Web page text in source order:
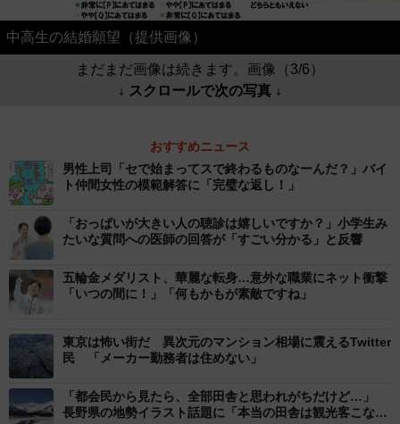
中高生の結婚願望（提供画像）
まだまだ画像は続きます。画像（3/6）
↓ スクロールで次の写真 ↓
おすすめニュース
男性上司「セで始まってスで終わるものなーんだ？」バイ
ト仲間女性の模範解答に「完璧な返し！」
「おっぱいが大きい人の聴診は嬉しいですか？」小学生み
たいな質問への医師の回答が「すごい分かる」と反響
五輪金メダリスト、華麗な転身…意外な職業にネット衝撃
「いつの間に！」「何もかもが素敵ですね」
東京は怖い街だ 異次元のマンション相場に震えるTwitter
民 「メーカー勤務者は住めない」
「都会民から見たら、全部田舎と思われがちだけど…」
長野県の地勢イラスト話題に「本当の田舎は観光客こな